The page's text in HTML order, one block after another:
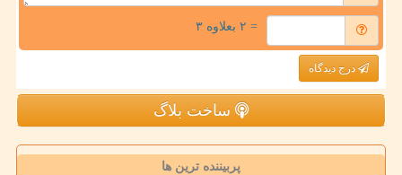
= ۲ بعلاوه ۳
درج دیدگاه
ساخت بلاگ
پربیننده ترین ها